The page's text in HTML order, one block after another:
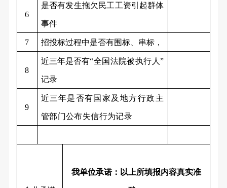
6
是否有发生拖欠民工工资引起群体
事件
7 招投标过程中是否有围标、串标，
8
近三年是否有“全国法院被执行人”
记录
9
近三年是否有国家及地方行政主
管部门公布失信行为记录
我单位承诺：以上所填报内容真实准